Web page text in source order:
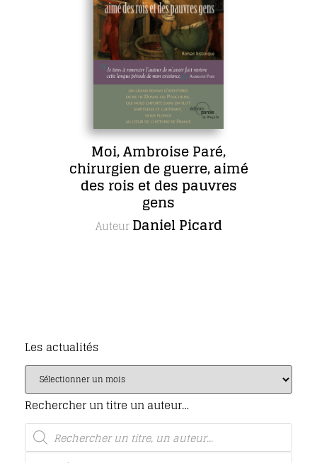
Moi, Ambroise Paré,
chirurgien de guerre, aimé
des rois et des pauvres
gens
Auteur Daniel Picard
Les actualités
Rechercher un titre un auteur…